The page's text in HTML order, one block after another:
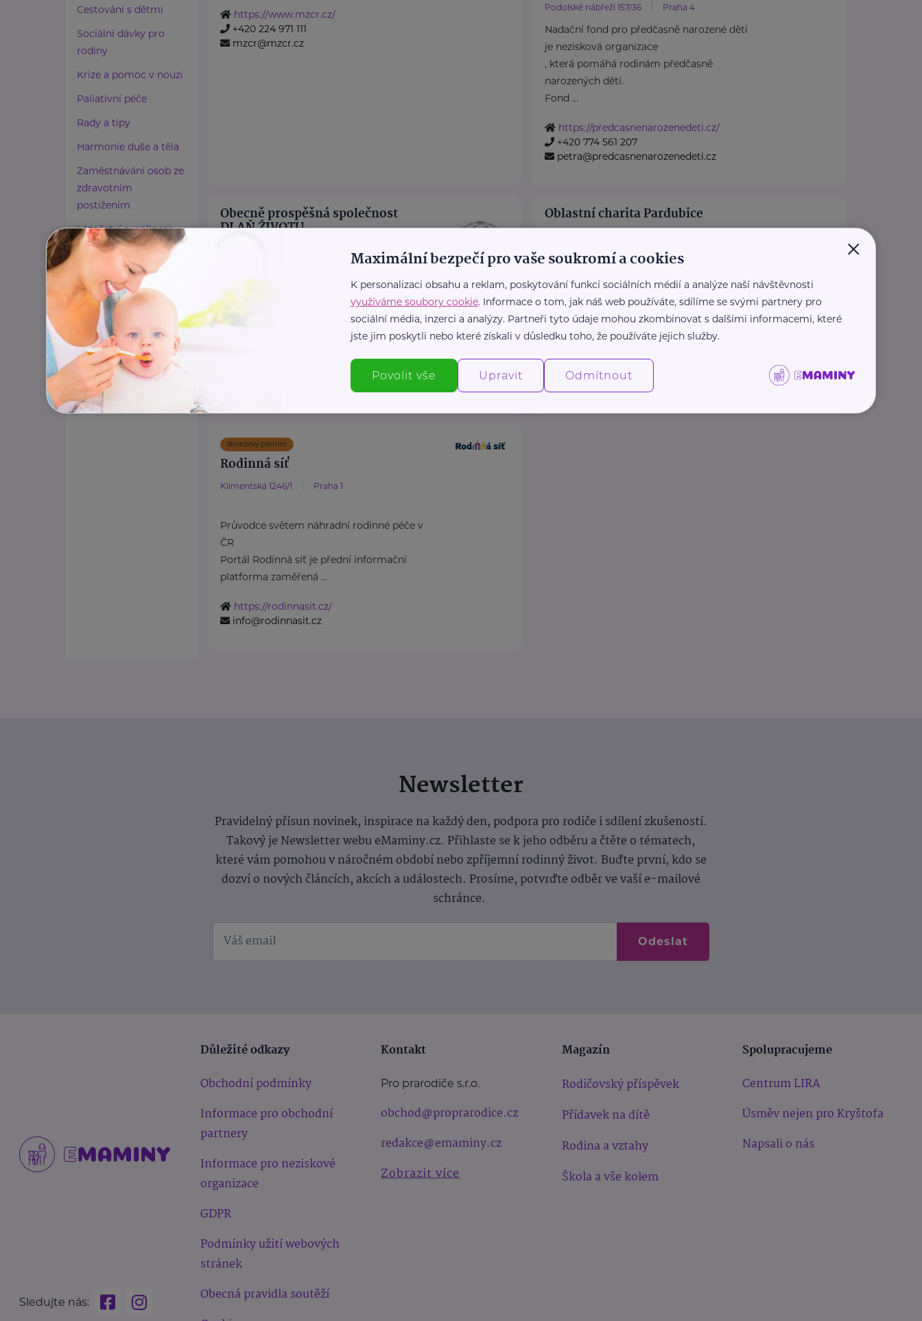
Cestování s dětmi
Sociální dávky pro
rodiny
Krize a pomoc v nouzi
Paliativní péče
Rady a tipy
Harmonie duše a těla
Zaměstnávání osob ze
zdravotním
postižením
Lázeňství a wellness
Zdravé spaní a sezení
Zdravé obutí
Zdravotnické potřeby
Cestování
Propojování generací
https://www.mzcr.cz/
+420 224 971 111
mzcr@mzcr.cz
Podolské nábřeží 157/36 Praha 4
Nadační fond pro předčasně narozené děti
je nezisková organizace
, která pomáhá rodinám předčasně
narozených dětí.
Fond ...
https://predcasnenarozenedeti.cz/
+420 774 561 207
petra@predcasnenarozenedeti.cz
Obecně prospěšná společnost
DLAŇ ŽIVOTU
nabízí pomoc a podporu těhotným ženám a
Oblastní charita Pardubice
Seznam služeb
Pečovatelská služba - Moravany
Domácí zdravotní péče - Pardubicko
Rodinné a vzdělávací ...
+420 466 335 026
Bronzový partner
Rodinná síť
Klimentská 1246/1 Praha 1
Průvodce světem náhradní rodinné péče v
ČR
Portál Rodinná síť je přední informační
platforma zaměřená ...
https://rodinnasit.cz/
info@rodinnasit.cz
Newsletter
Pravidelný přísun novinek, inspirace na každý den, podpora pro rodiče i sdílení zkušeností.
Takový je Newsletter webu eMaminy.cz. Přihlaste se k jeho odběru a čtěte o tématech,
které vám pomohou v náročném období nebo zpříjemní rodinný život. Buďte první, kdo se
dozví o nových článcích, akcích a událostech. Prosíme, potvrďte odběr ve vaší e-mailové
schránce.
Odeslat
Sledujte nás:
Důležité odkazy
Obchodní podmínky
Informace pro obchodní
partnery
Informace pro neziskové
organizace
GDPR
Podmínky užití webových
stránek
Obecná pravidla soutěží
Kontakt
Pro prarodiče s.r.o.
obchod@proprarodice.cz
redakce@emaminy.cz
Zobrazit více
Magazín
Rodičovský příspěvek
Přídavek na dítě
Rodina a vztahy
Škola a vše kolem
Spolupracujeme
Centrum LIRA
Úsměv nejen pro Kryštofa
Napsali o nás
×
Maximální bezpečí pro vaše soukromí a cookies
K personalizaci obsahu a reklam, poskytování funkcí sociálních médií a analýze naší návštěvnosti
využíváme soubory cookie. Informace o tom, jak náš web používáte, sdílíme se svými partnery pro
sociální média, inzerci a analýzy. Partneři tyto údaje mohou zkombinovat s dalšími informacemi, které
jste jim poskytli nebo které získali v důsledku toho, že používáte jejich služby.
Povolit vše Upravit Odmítnout